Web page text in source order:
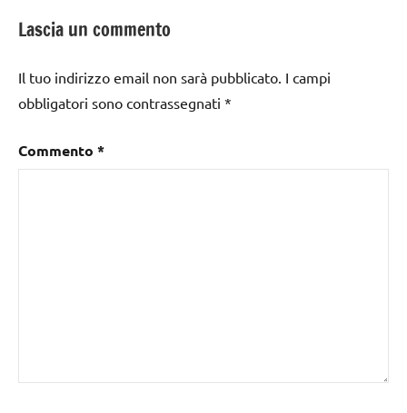
Lascia un commento
Il tuo indirizzo email non sarà pubblicato. I campi
obbligatori sono contrassegnati *
Commento *